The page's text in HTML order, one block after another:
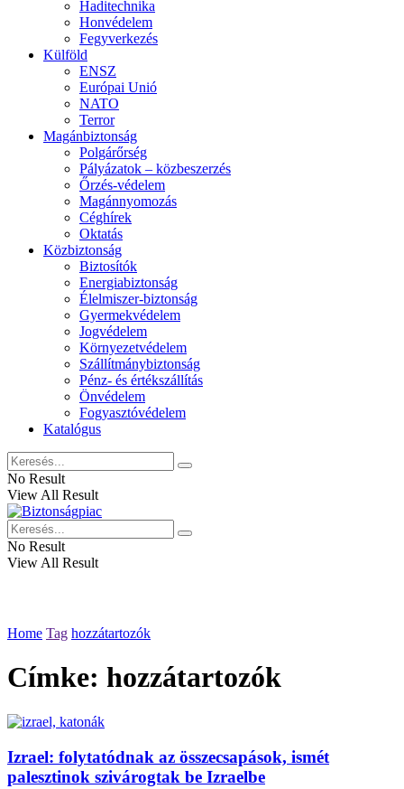
Haditechnika
Honvédelem
Fegyverkezés
Külföld
ENSZ
Európai Unió
NATO
Terror
Magánbiztonság
Polgárőrség
Pályázatok – közbeszerzés
Őrzés-védelem
Magánnyomozás
Céghírek
Oktatás
Közbiztonság
Biztosítók
Energiabiztonság
Élelmiszer-biztonság
Gyermekvédelem
Jogvédelem
Környezetvédelem
Szállítmánybiztonság
Pénz- és értékszállítás
Önvédelem
Fogyasztóvédelem
Katalógus
No Result
View All Result
No Result
View All Result
Home Tag hozzátartozók
Címke: hozzátartozók
Izrael: folytatódnak az összecsapások, ismét
palesztinok szivárogtak be Izraelbe